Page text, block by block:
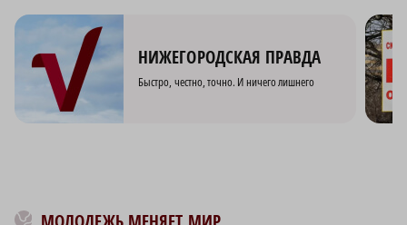
НИЖЕГОРОДСКАЯ ПРАВДА
Быстро, честно, точно. И ничего лишнего